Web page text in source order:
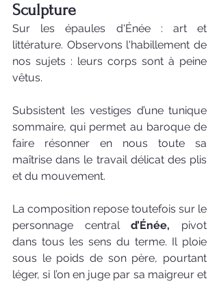
Sculpture
Sur les épaules d'Énée : art et
littérature. Observons l'habillement de
nos sujets : leurs corps sont à peine
vêtus.
Subsistent les vestiges d’une tunique
sommaire, qui permet au baroque de
faire résonner en nous toute sa
maîtrise dans le travail délicat des plis
et du mouvement.
La composition repose toutefois sur le
personnage central d’Énée, pivot
dans tous les sens du terme. Il ploie
sous le poids de son père, pourtant
léger, si l’on en juge par sa maigreur et